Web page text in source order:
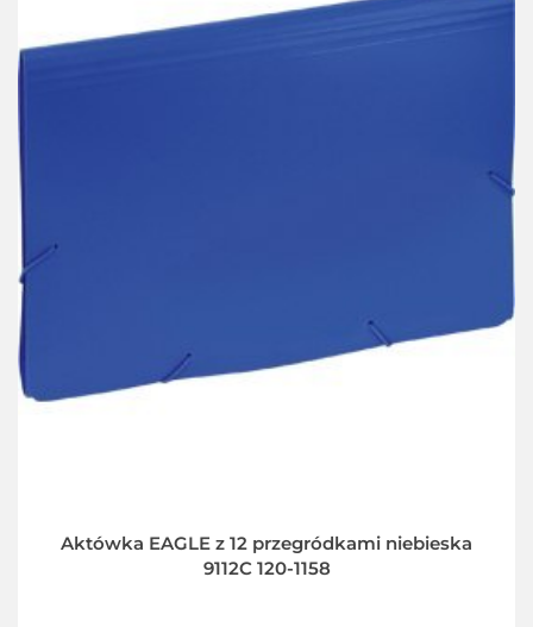
Aktówka EAGLE z 12 przegródkami niebieska
9112C 120-1158